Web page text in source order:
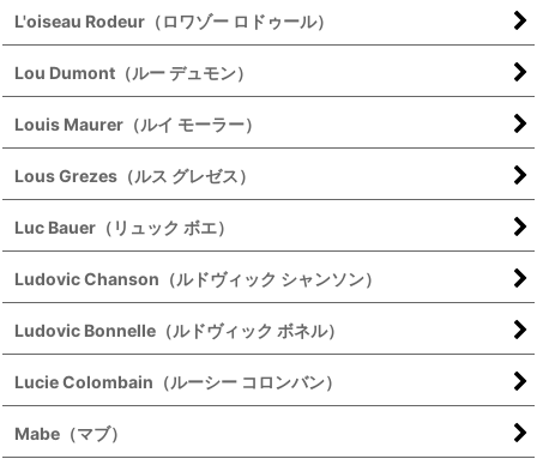
L'oiseau Rodeur（ロワゾー ロドゥール）
Lou Dumont（ルー デュモン）
Louis Maurer（ルイ モーラー）
Lous Grezes（ルス グレゼス）
Luc Bauer（リュック ボエ）
Ludovic Chanson（ルドヴィック シャンソン）
Ludovic Bonnelle（ルドヴィック ボネル）
Lucie Colombain（ルーシー コロンバン）
Mabe（マブ）